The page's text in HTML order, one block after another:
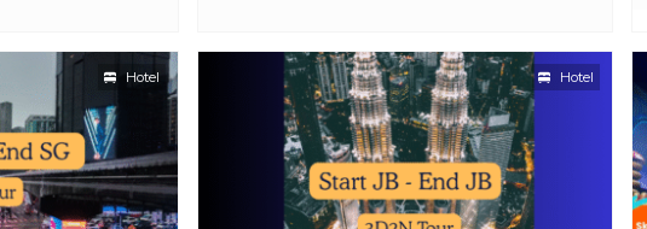
Hotel Hotel